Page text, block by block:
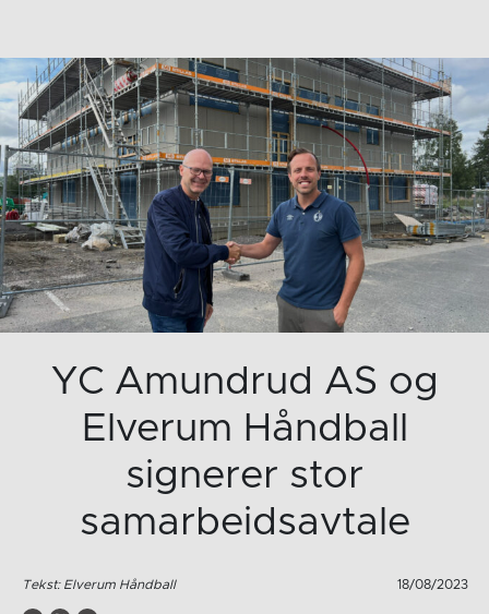
YC Amundrud AS og
Elverum Håndball
signerer stor
samarbeidsavtale
Tekst: Elverum Håndball 18/08/2023